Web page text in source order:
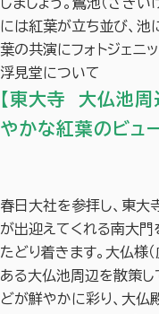
しましょう。鷺池（さぎ
には紅葉が立ち並び、池
葉の共演にフォトジェニ
浮見堂について
【東大寺 大仏池
やかな紅葉のビュ
春日大社を参拝し、東大
が出迎えてくれる南大門
たどり着きます。大仏様
ある大仏池周辺を散策し
どが鮮やかに彩り、大仏